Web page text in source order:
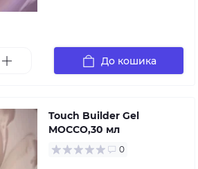
До кошика
Touch Builder Gel
MOCCO,30 мл
0